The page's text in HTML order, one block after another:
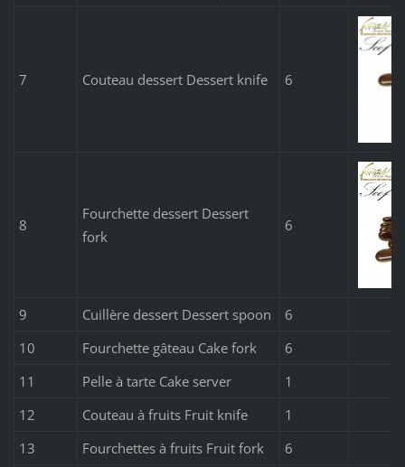
7 Couteau dessert Dessert knife 6
8
Fourchette dessert Dessert
fork
6
9 Cuillère dessert Dessert spoon
6
10
Fourchette gâteau Cake fork
6
11
Pelle à tarte Cake server
1
12
Couteau à fruits Fruit knife
1
13
Fourchettes à fruits Fruit fork 6